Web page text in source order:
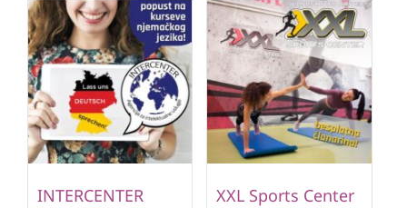
INTERCENTER XXL Sports Center